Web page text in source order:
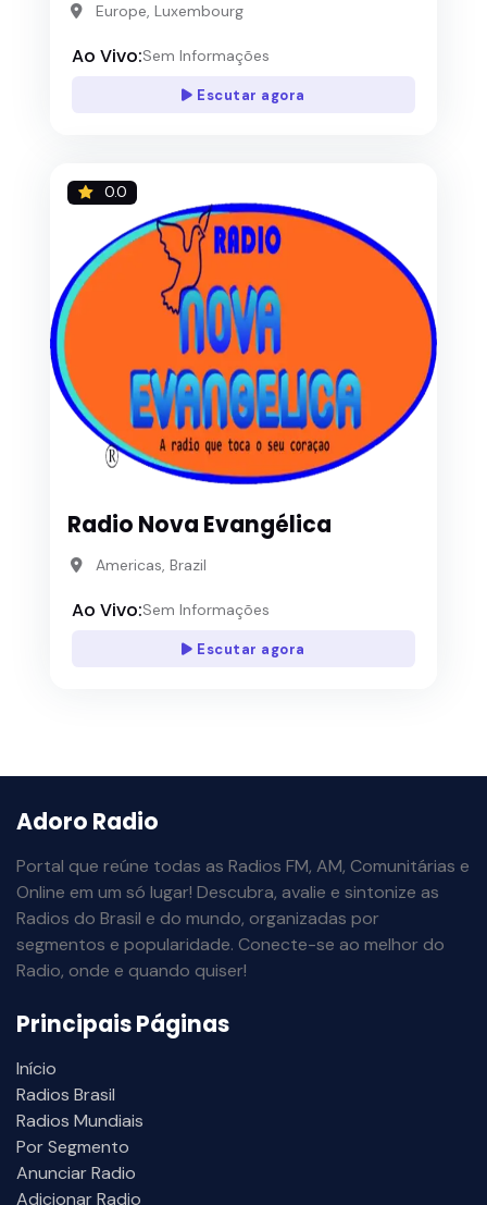
Europe, Luxembourg
Ao Vivo:Sem Informações
Escutar agora
0.0
Radio Nova Evangélica
Americas, Brazil
Ao Vivo:Sem Informações
Escutar agora
Adoro Radio
Portal que reúne todas as Radios FM, AM, Comunitárias e
Online em um só lugar! Descubra, avalie e sintonize as
Radios do Brasil e do mundo, organizadas por
segmentos e popularidade. Conecte-se ao melhor do
Radio, onde e quando quiser!
Principais Páginas
Início
Radios Brasil
Radios Mundiais
Por Segmento
Anunciar Radio
Adicionar Radio